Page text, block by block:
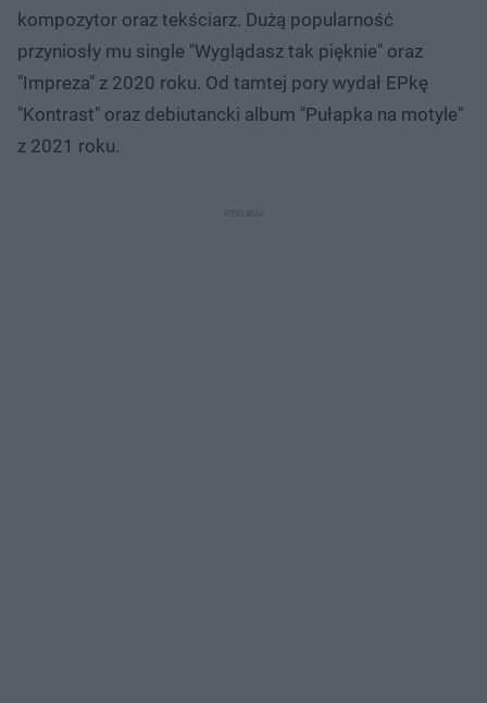
kompozytor oraz tekściarz. Dużą popularność
przyniosły mu single "Wyglądasz tak pięknie" oraz
"Impreza" z 2020 roku. Od tamtej pory wydał EPkę
"Kontrast" oraz debiutancki album "Pułapka na motyle"
z 2021 roku.